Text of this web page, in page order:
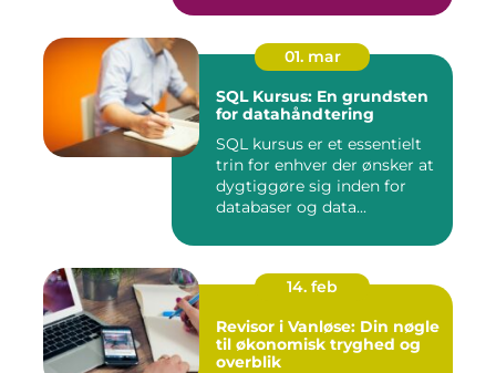
01. mar
SQL Kursus: En grundsten
for datahåndtering
SQL kursus er et essentielt
trin for enhver der ønsker at
dygtiggøre sig inden for
databaser og data...
14. feb
Revisor i Vanløse: Din nøgle
til økonomisk tryghed og
overblik